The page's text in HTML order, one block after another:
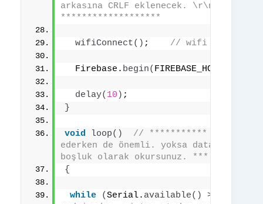
arkasına CRLF eklenecek. \r\n gibi.
*******************
wifiConnect() ; // wifi bağlantı
  Firebase.
begin( FIREBASE_HOST,
delay( 10 ) ;
}
void loop()
// ***********  INT ve
ederken de önemli. yoksa database
boşluk olarak okursunuz. ***
{
while (Serial. available() >